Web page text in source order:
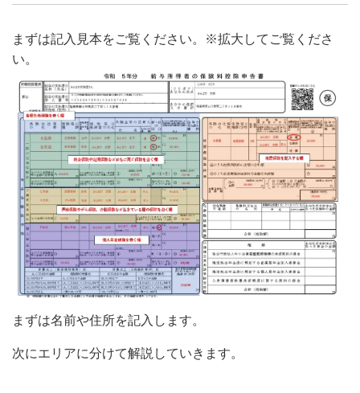
まずは記入見本をご覧ください。※拡大してご覧くださ
い。
まずは名前や住所を記入します。
次にエリアに分けて解説していきます。